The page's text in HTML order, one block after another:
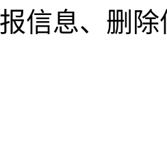
信息、删